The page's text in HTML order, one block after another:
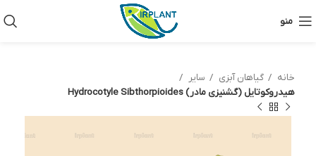
منو
خانه گیاهان آبزی
سایر
هیدروکوتایل (گشنیزی مادر) Hydrocotyle Sibthorpioides